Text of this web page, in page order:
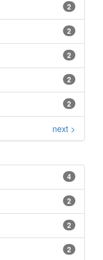
2
2
2
2
2
next >
4
2
2
2